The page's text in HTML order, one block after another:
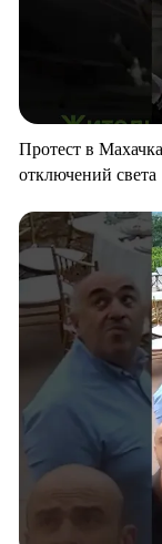
Протест в
отключений света